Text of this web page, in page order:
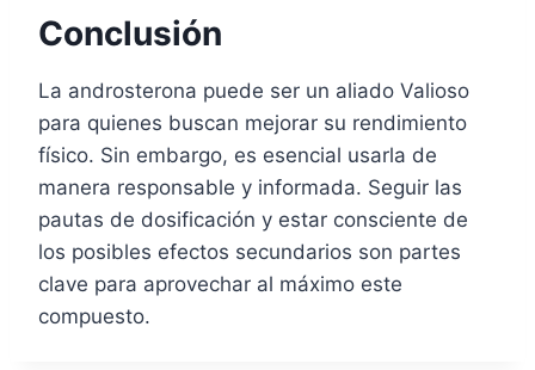
Conclusión
La androsterona puede ser un aliado Valioso
para quienes buscan mejorar su rendimiento
físico. Sin embargo, es esencial usarla de
manera responsable y informada. Seguir las
pautas de dosificación y estar consciente de
los posibles efectos secundarios son partes
clave para aprovechar al máximo este
compuesto.